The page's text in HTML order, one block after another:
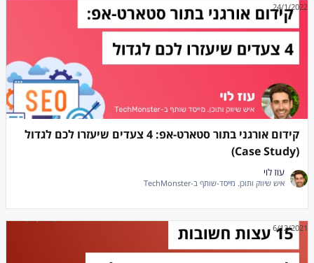
קידום אורגני בתור סטארט-אפ: 4 צעדים שיעזרו לכם לגדול
(Case Study)
עוז לוי
איש שיווק ותוכן. מייסד-שותף ב-TechMonster
24/1/2022
6/12/2021